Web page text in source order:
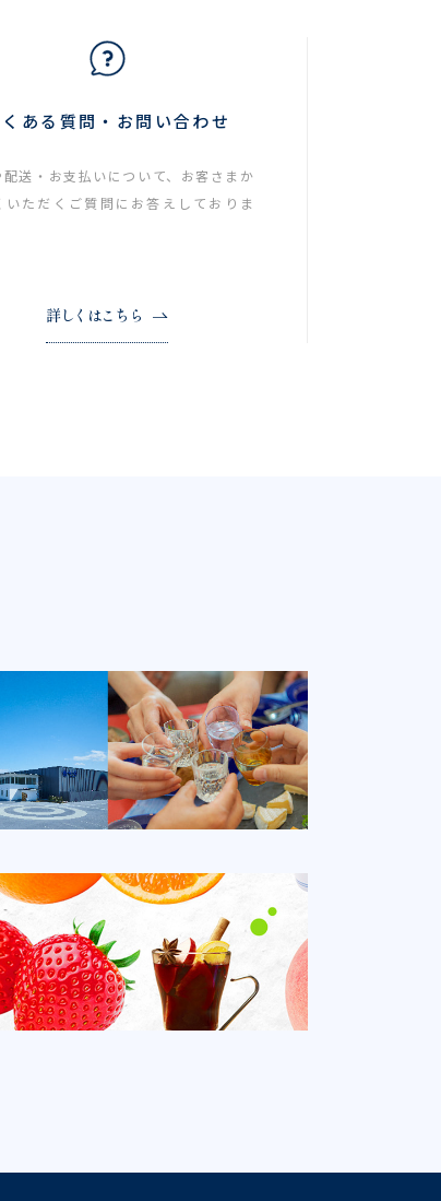
くある質問・お問い合わせ
配送・お支払いについて、お客さまか
いただくご質問にお答えしておりま
詳しくはこちら